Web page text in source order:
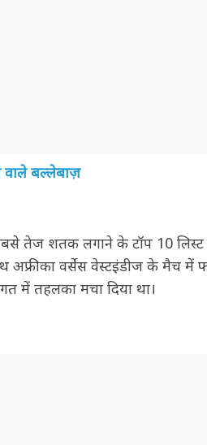
वाले बल्लेबाज़
तेज शतक लगाने के टॉप 10
अफ्रीका वर्सेस वेस्टइंडीज के मैच में
में तहलका मचा दिया था।